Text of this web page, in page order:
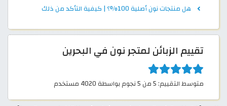
هل منتجات نون أصلية 100%؟ | كيفية التأكد من ذلك
تقييم الزبائن لمتجر نون في البحرين
متوسط التقييم: 5 من 5 نجوم بواسطة 4020 مستخدم